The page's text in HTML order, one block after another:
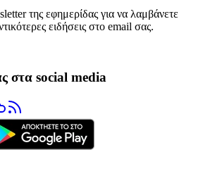
της εφημερίδας για να λαμβάνετε
ειδήσεις στο email σας.
στα social media